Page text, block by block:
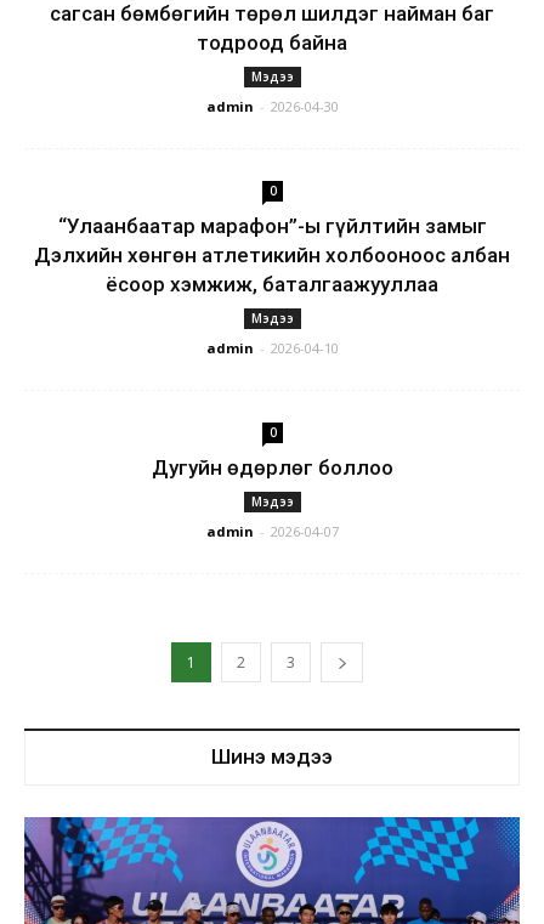
сагсан бөмбөгийн төрөл шилдэг найман баг
тодроод байна
Мэдээ
admin - 2026-04-30
0
“Улаанбаатар марафон”-ы гүйлтийн замыг
Дэлхийн хөнгөн атлетикийн холбооноос албан
ёсоор хэмжиж, баталгаажууллаа
Мэдээ
admin - 2026-04-10
0
Дугуйн өдөрлөг боллоо
Мэдээ
admin - 2026-04-07
1 2 3
Шинэ мэдээ